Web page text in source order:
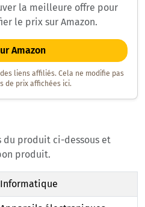
la meilleure offre pour
le prix sur Amazon.
Amazon
liens affiliés. Cela ne modifie pas
de prix affichées ici.
du produit ci-dessous et
produit.
Informatique